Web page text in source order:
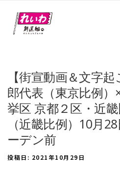
【街宣動画＆文字
郎代表（東京比例
挙区 京都２区・近
（近畿比例）10月
ーデン前
投稿日: 2021年10月29日